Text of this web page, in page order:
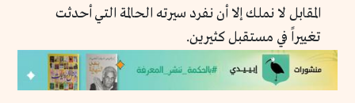
المقابل لا نملك إلا أن نفرد سيرته الحالمة التي أحدثت
تغييراً في مستقبل كثيرين.